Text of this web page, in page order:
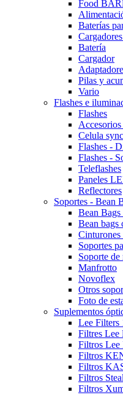
Food
Baterías
Batería
Cargador
Pilas y
Vario
Flashes e
Flashes
Accesorios
Celula
Flashes -
Flashes -
Teleflashes
Paneles
Reflectores
Soportes - Bean
Bean Bags
Bean bags
Cinturones
Soportes
Soporte de
Manfrotto
Novoflex
Otros
Foto de
Suplementos
Lee Filters
Filtres Lee
Filtros Lee
Filtros
Filtros
Filtros
Filtros